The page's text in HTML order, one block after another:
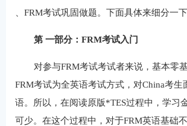
、FRM考试巩固做题。下面具体来细分一下
第 一部分：FRM考试入门
对参与FRM考试考试者来说，基本零
FRM考试为全英语考试方式，对China考生
语。所以，在阅读原版*TES过程中，学习
可少。在这个过程中，对于FRM英语基础